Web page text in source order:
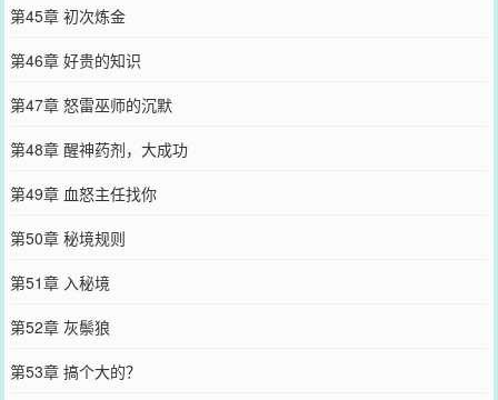
第45章 初次炼金
第46章 好贵的知识
第47章 怒雷巫师的沉默
第48章 醒神药剂，大成功
第49章 血怒主任找你
第50章 秘境规则
第51章 入秘境
第52章 灰鬃狼
第53章 搞个大的？